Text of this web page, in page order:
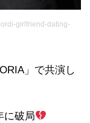
girlfriend-dating-
」で共演し
に破局